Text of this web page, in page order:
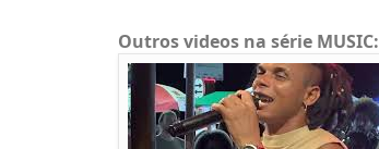
Outros videos na série MUSIC: